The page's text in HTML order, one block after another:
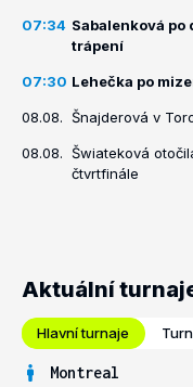
07:34 Sabalenková
trápení
07:30 Lehečka po
08.08. Šnajderová v
08.08. Šwiateková
čtvrtfinále
Aktuální
Hlavní turnaje
Montreal